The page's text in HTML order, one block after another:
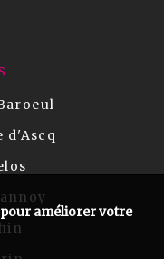
d'Ascq
pour améliorer votre